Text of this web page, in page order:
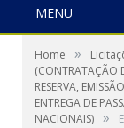
MENU
Home »
(CONTRATAÇÃO
RESERVA,
ENTREGA DE
NACIONAIS) »